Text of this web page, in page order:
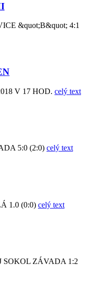
&quot;B&quot; 4:1
V 17 HOD. celý text
5:0 (2:0) celý text
1.0 (0:0) celý text
SOKOL ZÁVADA 1:2